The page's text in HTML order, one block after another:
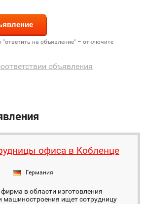
"ответить на объявление" – отключите
объявления
офиса в Кобленце
Германия
в области изготовления
машиностроения ищет сотрудницу